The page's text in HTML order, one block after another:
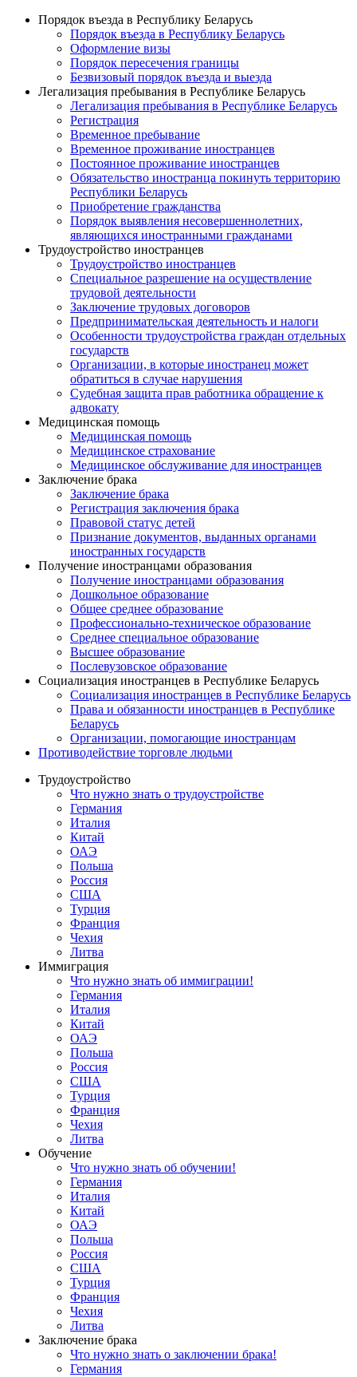
Порядок въезда в Республику Беларусь
Порядок въезда в Республику Беларусь
Оформление визы
Порядок пересечения границы
Безвизовый порядок въезда и выезда
Легализация пребывания в Республике Беларусь
Легализация пребывания в Республике Беларусь
Регистрация
Временное пребывание
Временное проживание иностранцев
Постоянное проживание иностранцев
Обязательство иностранца покинуть территорию
Республики Беларусь
Приобретение гражданства
Порядок выявления несовершеннолетних,
являющихся иностранными гражданами
Трудоустройство иностранцев
Трудоустройство иностранцев
Специальное разрешение на осуществление
трудовой деятельности
Заключение трудовых договоров
Предпринимательская деятельность и налоги
Особенности трудоустройства граждан отдельных
государств
Организации, в которые иностранец может
обратиться в случае нарушения
Судебная защита прав работника обращение к
адвокату
Медицинская помощь
Медицинская помощь
Медицинское страхование
Медицинское обслуживание для иностранцев
Заключение брака
Заключение брака
Регистрация заключения брака
Правовой статус детей
Признание документов, выданных органами
иностранных государств
Получение иностранцами образования
Получение иностранцами образования
Дошкольное образование
Общее среднее образование
Профессионально-техническое образование
Среднее специальное образование
Высшее образование
Послевузовское образование
Социализация иностранцев в Республике Беларусь
Социализация иностранцев в Республике Беларусь
Права и обязанности иностранцев в Республике
Беларусь
Oрганизации, помогающие иностранцам
Противодействие торговле людьми
Трудоустройство
Что нужно знать о трудоустройстве
Германия
Италия
Китай
ОАЭ
Польша
Россия
США
Турция
Франция
Чехия
Литва
Иммиграция
Что нужно знать об иммиграции!
Германия
Италия
Китай
ОАЭ
Польша
Россия
США
Турция
Франция
Чехия
Литва
Обучение
Что нужно знать об обучении!
Германия
Италия
Китай
ОАЭ
Польша
Россия
США
Турция
Франция
Чехия
Литва
Заключение брака
Что нужно знать о заключении брака!
Германия